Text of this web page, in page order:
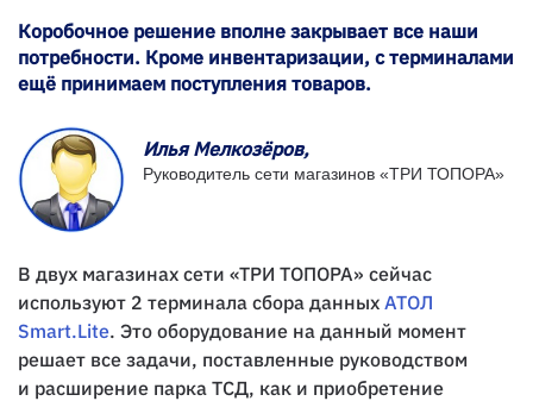
Коробочное решение вполне закрывает все наши
потребности. Кроме инвентаризации, с терминалами
ещё принимаем поступления товаров.
Илья Мелкозёров,
Руководитель сети магазинов «ТРИ ТОПОРА»
В двух магазинах сети «ТРИ ТОПОРА» сейчас
используют 2 терминала сбора данных АТОЛ
Smart.Lite. Это оборудование на данный момент
решает все задачи, поставленные руководством
и расширение парка ТСД, как и приобретение